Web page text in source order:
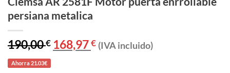
persiana metalica
190,00€ El
precio
168,97€El
precio
(IVA incluido)
Ahorra 21.03€